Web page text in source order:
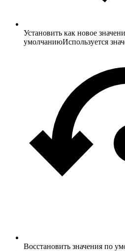
Установить как новое
умолчаниюИспользуется
Восстановить значения по